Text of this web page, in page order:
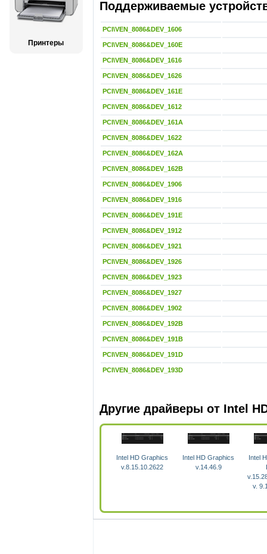
Принтеры
Поддерживаемые
PCI\VEN_8086&DEV_1606
PCI\VEN_8086&DEV_160E
PCI\VEN_8086&DEV_1616
PCI\VEN_8086&DEV_1626
PCI\VEN_8086&DEV_161E
PCI\VEN_8086&DEV_1612
PCI\VEN_8086&DEV_161A
PCI\VEN_8086&DEV_1622
PCI\VEN_8086&DEV_162A
PCI\VEN_8086&DEV_162B
PCI\VEN_8086&DEV_1906
PCI\VEN_8086&DEV_1916
PCI\VEN_8086&DEV_191E
PCI\VEN_8086&DEV_1912
PCI\VEN_8086&DEV_1921
PCI\VEN_8086&DEV_1926
PCI\VEN_8086&DEV_1923
PCI\VEN_8086&DEV_1927
PCI\VEN_8086&DEV_1902
PCI\VEN_8086&DEV_192B
PCI\VEN_8086&DEV_191B
PCI\VEN_8086&DEV_191D
PCI\VEN_8086&DEV_193D
Другие драйверы от Intel
Intel HD Graphics
v.8.15.10.2622
Intel HD Graphics
v.14.46.9
Intel
v.